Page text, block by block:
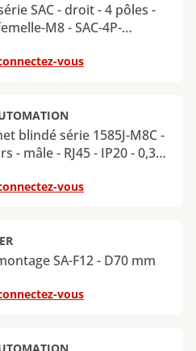
SAC - droit - 4 pôles -
M8 - SAC-4P-
vous
blindé série 1585J-M8C -
- mâle - RJ45 - IP20 - 0,3m
0M3
vous
SA-F12 - D70 mm
vous